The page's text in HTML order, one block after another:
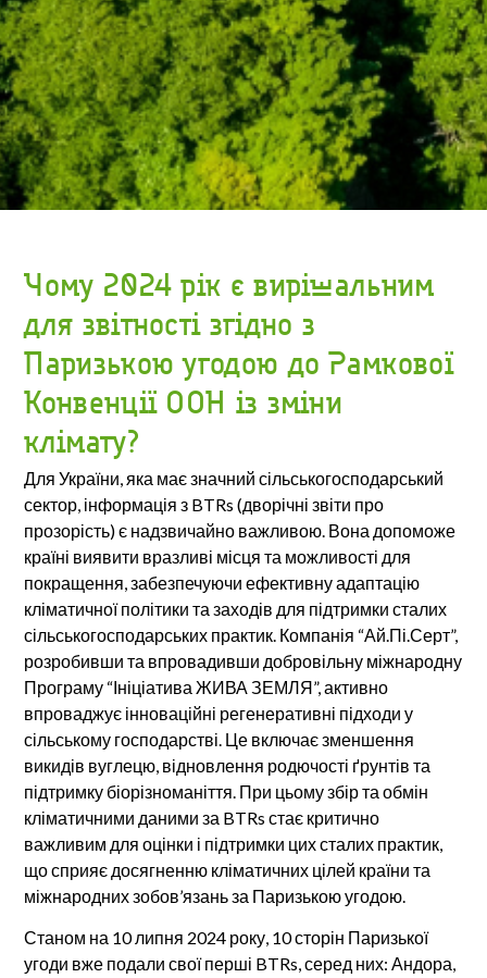
Чому 2024 рік є вирішальним
для звітності згідно з
Паризькою угодою до Рамкової
Конвенції ООН із зміни
клімату?
Для України, яка має значний сільськогосподарський
сектор, інформація з BTRs (дворічні звіти про
прозорість) є надзвичайно важливою. Вона допоможе
країні виявити вразливі місця та можливості для
покращення, забезпечуючи ефективну адаптацію
кліматичної політики та заходів для підтримки сталих
сільськогосподарських практик. Компанія “Ай.Пі.Серт”,
розробивши та впровадивши добровільну міжнародну
Програму “Ініціатива ЖИВА ЗЕМЛЯ”, активно
впроваджує інноваційні регенеративні підходи у
сільському господарстві. Це включає зменшення
викидів вуглецю, відновлення родючості ґрунтів та
підтримку біорізноманіття. При цьому збір та обмін
кліматичними даними за BTRs стає критично
важливим для оцінки і підтримки цих сталих практик,
що сприяє досягненню кліматичних цілей країни та
міжнародних зобов’язань за Паризькою угодою.
Станом на 10 липня 2024 року, 10 сторін Паризької
угоди вже подали свої перші BTRs, серед них: Андора,